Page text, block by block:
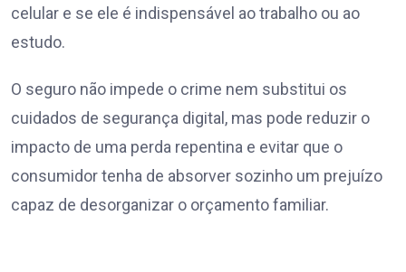
celular e se ele é indispensável ao trabalho ou ao
estudo.
O seguro não impede o crime nem substitui os
cuidados de segurança digital, mas pode reduzir o
impacto de uma perda repentina e evitar que o
consumidor tenha de absorver sozinho um prejuízo
capaz de desorganizar o orçamento familiar.